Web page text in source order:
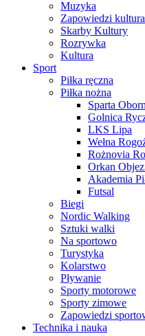
Muzyka
Zapowiedzi kultura
Skarby Kultury
Rozrywka
Kultura
Sport
Piłka ręczna
Piłka nożna
Sparta
Golnica
LKS Lipa
Wełna
Rożnovia
Orkan
Akademia
Futsal
Biegi
Nordic Walking
Sztuki walki
Na sportowo
Turystyka
Kolarstwo
Pływanie
Sporty motorowe
Sporty zimowe
Zapowiedzi
Technika i nauka